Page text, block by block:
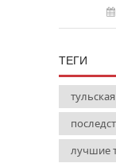
ТЕГИ
лучшие